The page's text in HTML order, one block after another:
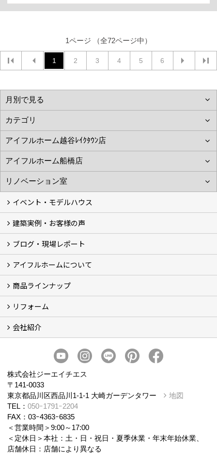
1ページ （全72ページ中）
1 2 3 4 5 6
イベント・モデルハウス
イベント
モデルハウス見学
建築実例・お客様の声
建築実例
お客様の声
ブログ・現場レポート
ブログ
現場レポート
アイフルホームについて
アイフルホームについて (5)
商品ラインナップ
商品ラインナップ
リフォーム
まるごと断熱リフォーム
イベント情報
施工事例
会社紹介
スタッフ紹介
個人情報保護方針
株式会社ジーエイチエス
〒141-0033
東京都品川区西品川1-1-1 大崎ガーデンタワー
地図
TEL： 050ｰ1791ｰ2204
FAX：03ｰ4363ｰ6835
＜営業時間＞9:00～17:00
＜定休日＞本社：土・日・祝日・夏季休業・年末年始休業、
店舗休日：店舗により異なる